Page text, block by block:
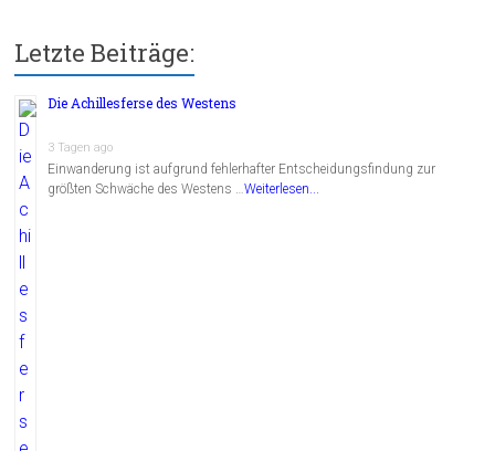
Letzte Beiträge:
Die Achillesferse des Westens
3 Tagen ago
Einwanderung ist aufgrund fehlerhafter Entscheidungsfindung zur
größten Schwäche des Westens …Weiterlesen...